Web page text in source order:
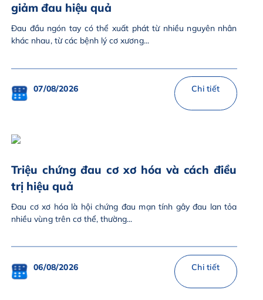
giảm đau hiệu quả
Đau đầu ngón tay có thể xuất phát từ nhiều nguyên nhân
khác nhau, từ các bệnh lý cơ xương...
07/08/2026 Chi tiết
Triệu chứng đau cơ xơ hóa và cách điều
trị hiệu quả
Đau cơ xơ hóa là hội chứng đau mạn tính gây đau lan tỏa
nhiều vùng trên cơ thể, thường...
06/08/2026 Chi tiết